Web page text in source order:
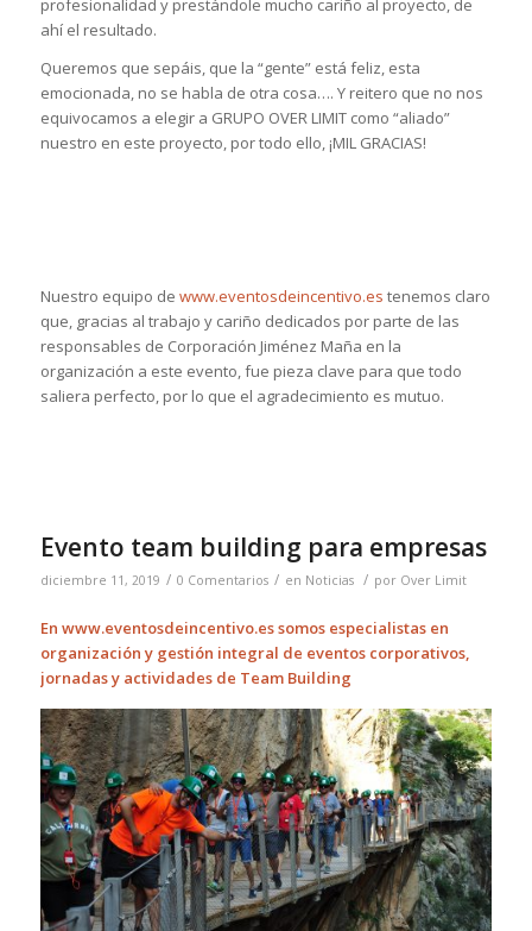
profesionalidad y prestándole mucho cariño al proyecto, de
ahí el resultado.
Queremos que sepáis, que la “gente” está feliz, esta
emocionada, no se habla de otra cosa…. Y reitero que no nos
equivocamos a elegir a GRUPO OVER LIMIT como “aliado”
nuestro en este proyecto, por todo ello, ¡MIL GRACIAS!
Nuestro equipo de www.eventosdeincentivo.es tenemos claro
que, gracias al trabajo y cariño dedicados por parte de las
responsables de Corporación Jiménez Maña en la
organización a este evento, fue pieza clave para que todo
saliera perfecto, por lo que el agradecimiento es mutuo.
Evento team building para empresas
diciembre 11, 2019 / 0 Comentarios / en Noticias / por Over Limit
En www.eventosdeincentivo.essomos especialistas en
organización y gestión integral de eventos corporativos,
jornadas y actividades de Team Building